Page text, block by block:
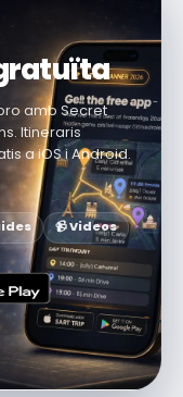
amb Secret
Itineraris
a iOS i Android.
📹 Videos